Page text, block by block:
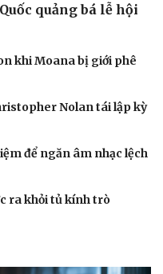
quảng bá lễ hội
khi Moana bị giới phê
Nolan tái lập kỳ
để ngăn âm nhạc lệch
ra khỏi tủ kính trò